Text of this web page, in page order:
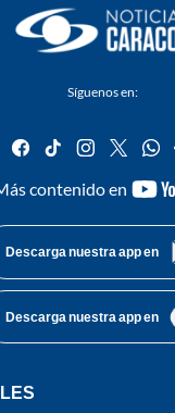
Síguenos en:
facebook
tiktok
contenido en
Descarga nuestra app en
Descarga nuestra app en